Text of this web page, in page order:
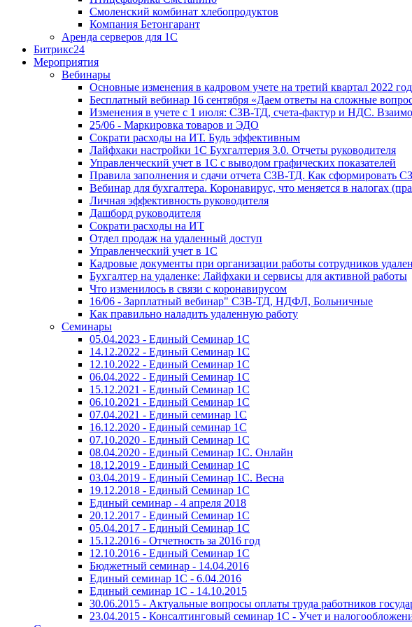
Смоленский комбинат хлебопродуктов
Компания Бетонгарант
Аренда серверов для 1С
Битрикс24
Мероприятия
Вебинары
Основные изменения в кадровом учете на третий квартал 2022
Бесплатный вебинар 16 сентября «Даем ответы на сложные
Изменения в учете с 1 июля: СЗВ-ТД, счета-фактур и НДС.
25/06 - Маркировка товаров и ЭДО
Сократи расходы на ИТ. Будь эффективным
Лайфхаки настройки 1С Бухгалтерия 3.0. Отчеты руководителя
Управленческий учет в 1С с выводом графических показателей
Правила заполнения и сдачи отчета СЗВ-ТД. Как сформировать
Вебинар для бухгалтера. Коронавирус, что меняется в налогах
Личная эффективность руководителя
Дашборд руководителя
Сократи расходы на ИТ
Отдел продаж на удаленный доступ
Управленческий учет в 1С
Кадровые документы при организации работы сотрудников
Бухгалтер на удаленке: Лайфхаки и сервисы для активной работы
Что изменилось в связи с коронавирусом
16/06 - Зарплатный вебинар" СЗВ-ТД, НДФЛ, Больничные
Как правильно наладить удаленную работу
Семинары
05.04.2023 - Единый Семинар 1С
14.12.2022 - Единый Семинар 1С
12.10.2022 - Единый Семинар 1С
06.04.2022 - Единый Семинар 1С
15.12.2021 - Единый Семинар 1С
06.10.2021 - Единый Семинар 1С
07.04.2021 - Единый семинар 1С
16.12.2020 - Единый семинар 1С
07.10.2020 - Единый Семинар 1С
08.04.2020 - Единый Семинар 1С. Онлайн
18.12.2019 - Единый Семинар 1С
03.04.2019 - Единый Семинар 1С. Весна
19.12.2018 - Единый Семинар 1С
Единый семинар - 4 апреля 2018
20.12.2017 - Единый Семинар 1С
05.04.2017 - Единый Семинар 1С
15.12.2016 - Отчетность за 2016 год
12.10.2016 - Единый Семинар 1С
Бюджетный семинар - 14.04.2016
Единый семинар 1С - 6.04.2016
Единый семинар 1С - 14.10.2015
30.06.2015 - Актуальные вопросы оплаты труда работников
23.04.2015 - Консалтинговый семинар 1С - Учет и